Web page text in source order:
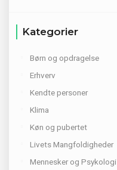
Kategorier
Børn og opdragelse
Erhverv
Kendte personer
Klima
Køn og pubertet
Livets Mangfoldigheder
Mennesker og Psykologi